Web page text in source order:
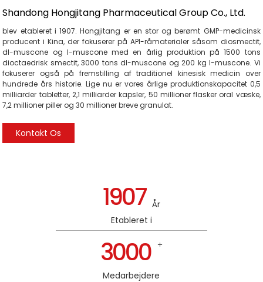
Shandong Hongjitang Pharmaceutical Group Co., Ltd.
blev etableret i 1907. Hongjitang er en stor og berømt GMP-medicinsk
producent i Kina, der fokuserer på API-råmaterialer såsom diosmectit,
dl-muscone og l-muscone med en årlig produktion på 1500 tons
dioctaedrisk smectit, 3000 tons dl-muscone og 200 kg l-muscone. Vi
fokuserer også på fremstilling af traditionel kinesisk medicin over
hundrede års historie. Lige nu er vores årlige produktionskapacitet 0,5
milliarder tabletter, 2,1 milliarder kapsler, 50 millioner flasker oral væske,
7,2 millioner piller og 30 millioner breve granulat.
Kontakt Os
1907 År
Etableret i
3000 +
Medarbejdere